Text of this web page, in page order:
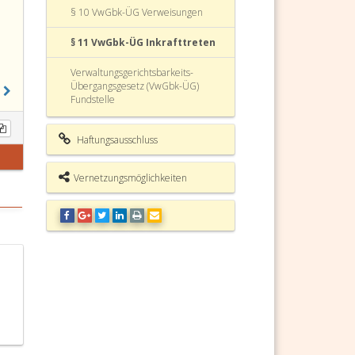
§ 10 VwGbk-ÜG Verweisungen
§ 11 VwGbk-ÜG Inkrafttreten
Verwaltungsgerichtsbarkeits-
Übergangsgesetz (VwGbk-ÜG)
Fundstelle
Haftungsausschluss
Vernetzungsmöglichkeiten